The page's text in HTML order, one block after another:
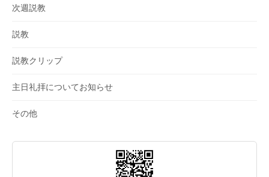
次週説教
説教
説教クリップ
主日礼拝についてお知らせ
その他